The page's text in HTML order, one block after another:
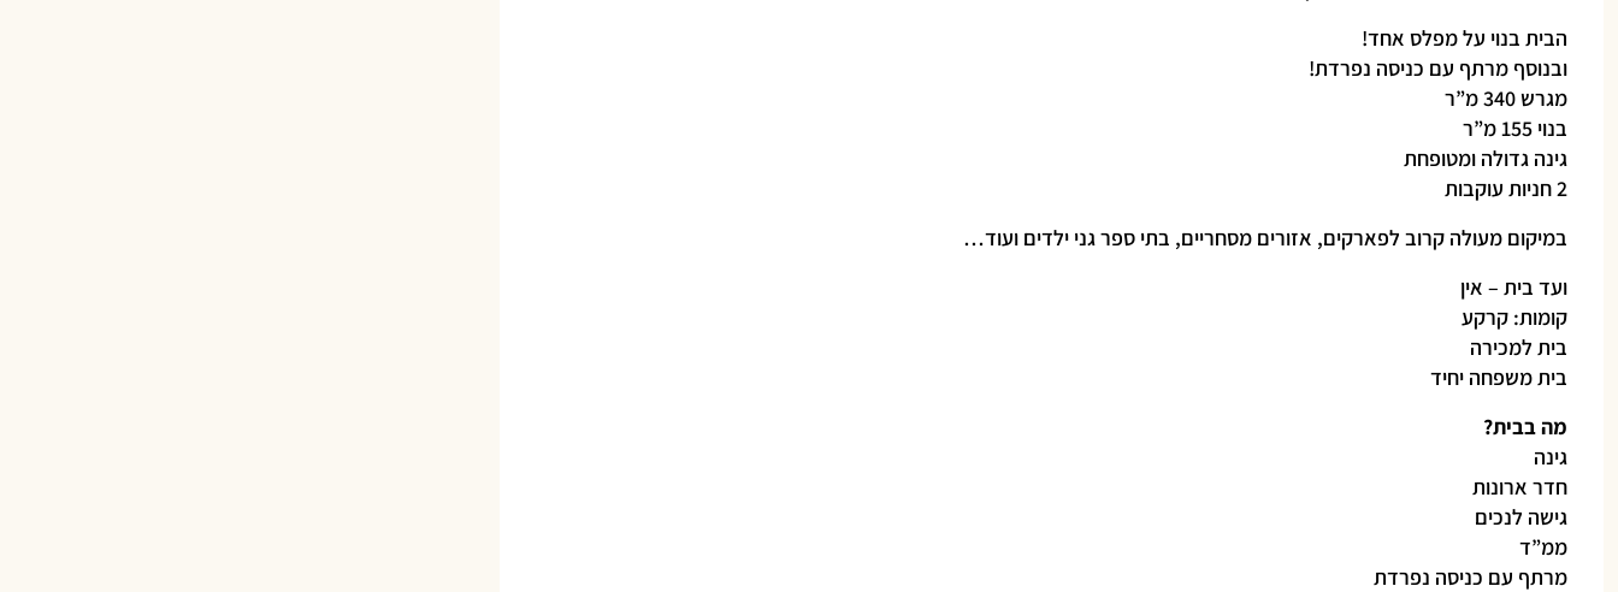
הבית בנוי על מפלס אחד!
ובנוסף מרתף עם כניסה נפרדת!
מגרש 340 מ”ר
בנוי 155 מ”ר
גינה גדולה ומטופחת
2 חניות עוקבות
במיקום מעולה קרוב לפארקים, אזורים מסחריים, בתי ספר גני ילדים ועוד…
ועד בית – אין
קומות: קרקע
בית למכירה
בית משפחה יחיד
מה בבית?
גינה
חדר ארונות
גישה לנכים
ממ”ד
מרתף עם כניסה נפרדת